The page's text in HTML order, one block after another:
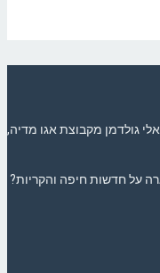
גולדמן מקבוצת אגו מדיה,
על חדשות חיפה והקריות?